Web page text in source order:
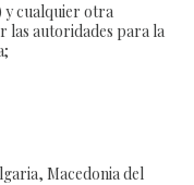
y cualquier otra
las autoridades para la
Macedonia del